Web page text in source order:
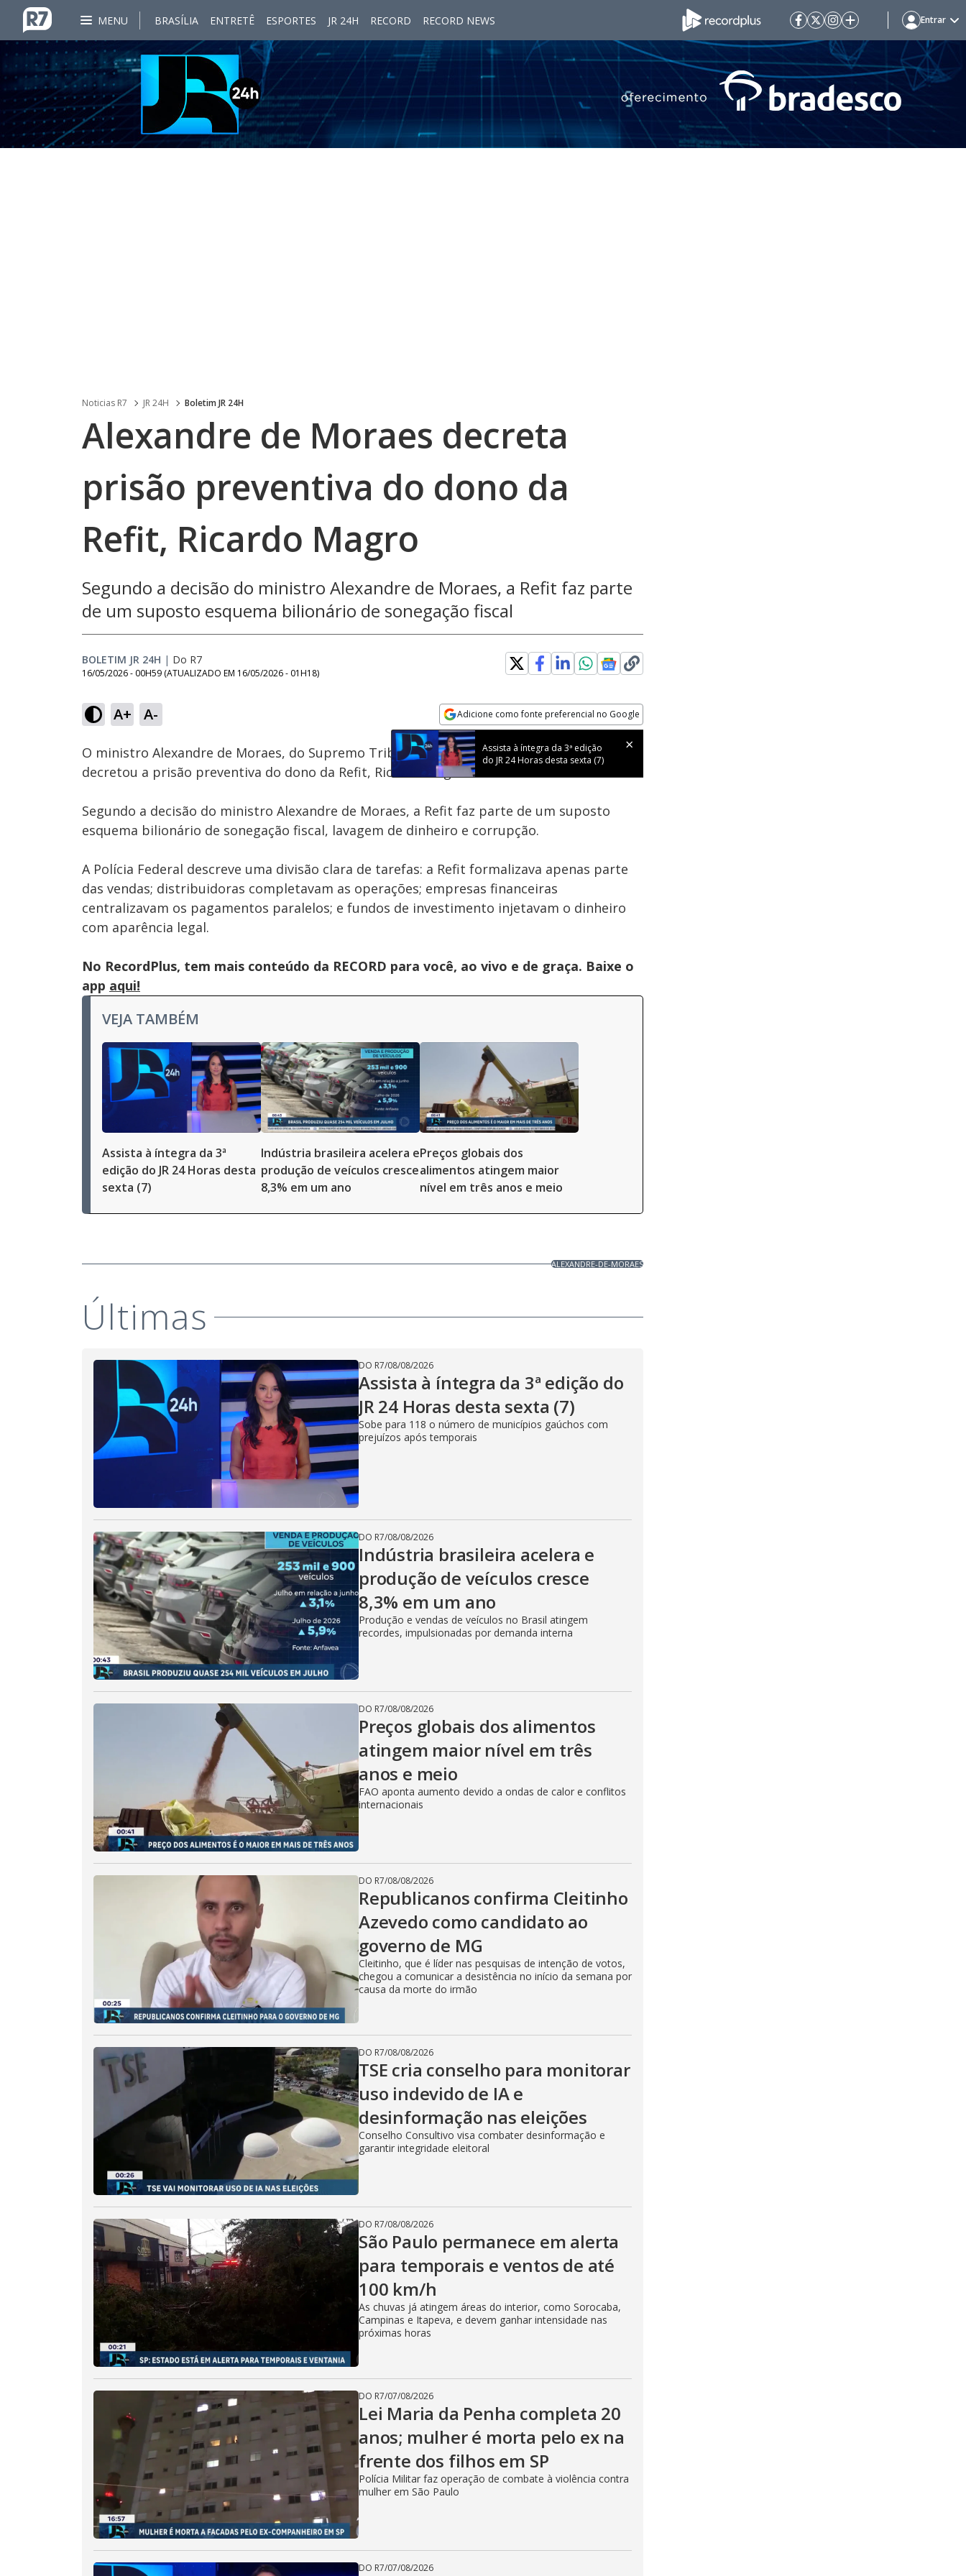
MENU BRASÍLIA ENTRETÊ ESPORTES JR 24H RECORD RECORD NEWS Entrar
Noticias R7 JR 24H Boletim JR 24H
Alexandre de Moraes decreta
prisão preventiva do dono da
Refit, Ricardo Magro
Segundo a decisão do ministro Alexandre de Moraes, a Refit faz parte
de um suposto esquema bilionário de sonegação fiscal
BOLETIM JR 24H | Do R7
16/05/2026 - 00H59 (ATUALIZADO EM 16/05/2026 - 01H18)
A+ A- Adicione como fonte preferencial no Google
Opens in new window
Assista à íntegra da 3ª edição
do JR 24 Horas desta sexta (7)
Ativar
Som
Velocidade
O ministro Alexandre de Moraes, do Supremo Tribunal Federal, tirou o sigilo da decisão e
decretou a prisão preventiva do dono da Refit, Ricardo Magro.
Segundo a decisão do ministro Alexandre de Moraes, a Refit faz parte de um suposto
esquema bilionário de sonegação fiscal, lavagem de dinheiro e corrupção.
A Polícia Federal descreve uma divisão clara de tarefas: a Refit formalizava apenas parte
das vendas; distribuidoras completavam as operações; empresas financeiras
centralizavam os pagamentos paralelos; e fundos de investimento injetavam o dinheiro
com aparência legal.
No RecordPlus, tem mais conteúdo da RECORD para você, ao vivo e de graça. Baixe o
app aqui!
VEJA TAMBÉM
Assista à íntegra da 3ª
edição do JR 24 Horas desta
sexta (7)
Indústria brasileira acelera e
produção de veículos cresce
8,3% em um ano
Preços globais dos
alimentos atingem maior
nível em três anos e meio
ALEXANDRE-DE-MORAES
Últimas
DO R7/08/08/2026
Assista à íntegra da 3ª edição do
JR 24 Horas desta sexta (7)
Sobe para 118 o número de municípios gaúchos com
prejuízos após temporais
DO R7/08/08/2026
Indústria brasileira acelera e
produção de veículos cresce
8,3% em um ano
Produção e vendas de veículos no Brasil atingem
recordes, impulsionadas por demanda interna
DO R7/08/08/2026
Preços globais dos alimentos
atingem maior nível em três
anos e meio
FAO aponta aumento devido a ondas de calor e conflitos
internacionais
DO R7/08/08/2026
Republicanos confirma Cleitinho
Azevedo como candidato ao
governo de MG
Cleitinho, que é líder nas pesquisas de intenção de votos,
chegou a comunicar a desistência no início da semana por
causa da morte do irmão
DO R7/08/08/2026
TSE cria conselho para monitorar
uso indevido de IA e
desinformação nas eleições
Conselho Consultivo visa combater desinformação e
garantir integridade eleitoral
DO R7/08/08/2026
São Paulo permanece em alerta
para temporais e ventos de até
100 km/h
As chuvas já atingem áreas do interior, como Sorocaba,
Campinas e Itapeva, e devem ganhar intensidade nas
próximas horas
DO R7/07/08/2026
Lei Maria da Penha completa 20
anos; mulher é morta pelo ex na
frente dos filhos em SP
Polícia Militar faz operação de combate à violência contra
mulher em São Paulo
DO R7/07/08/2026